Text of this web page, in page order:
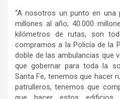
“A nosotros un punto en una
millones al año; 40.000
kilómetros de rutas, son
compramos a la Policía de la
doble de las ambulancias que
que gobernar para toda la
Santa Fe, tenemos que hacer
patrulleros, tenemos que